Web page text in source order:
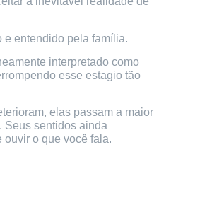
e entendido pela família.
interpretado como
esse estagio tão
elas passam a maior
Seus sentidos ainda
ouvir o que você fala.